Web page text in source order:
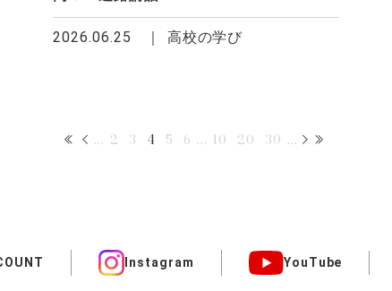
2026.06.25 高校の学び
... 2 3 4 5 6 ... 10 20 30 ...
Instagram YouTube